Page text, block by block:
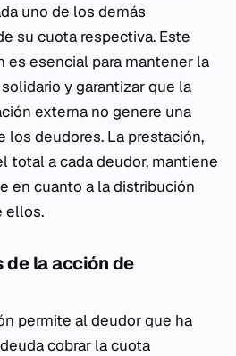
uno de los demás
su cuota respectiva. Este
es esencial para mantener la
y garantizar que la
externa no genere una
los deudores. La prestación,
total a cada deudor, mantiene
en cuanto a la distribución
ellos.
la acción de
permite al deudor que ha
cobrar la cuota